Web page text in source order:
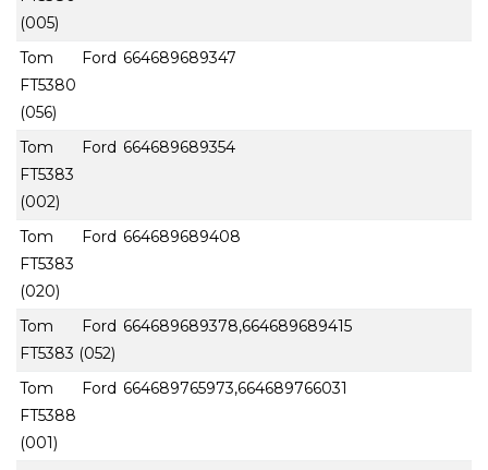
(005)
Tom Ford
FT5380
(056)
664689689347
Tom Ford
FT5383
(002)
664689689354
Tom Ford
FT5383
(020)
664689689408
Tom Ford
FT5383 (052)
664689689378,664689689415
Tom Ford
FT5388
(001)
664689765973,664689766031